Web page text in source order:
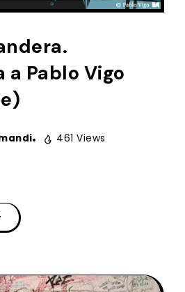
a Pablo Vigo
461 Views